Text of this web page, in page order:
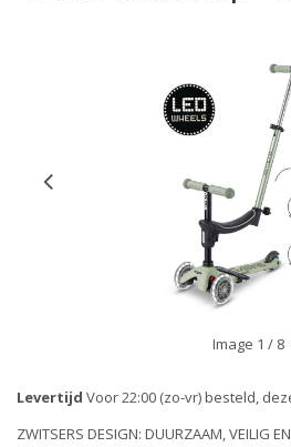
Image 1 / 8
Levertijd Voor 22:00 (zo-vr) besteld,
ZWITSERS DESIGN: DUURZAAM, VEILIG